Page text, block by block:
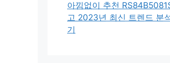
아낌없이 추천
고 2023년 최신 트렌드 분
기